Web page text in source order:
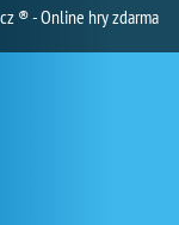
® - Online hry zdarma